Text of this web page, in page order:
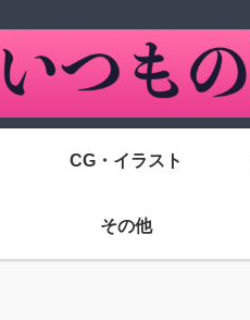
CG・イラスト
その他